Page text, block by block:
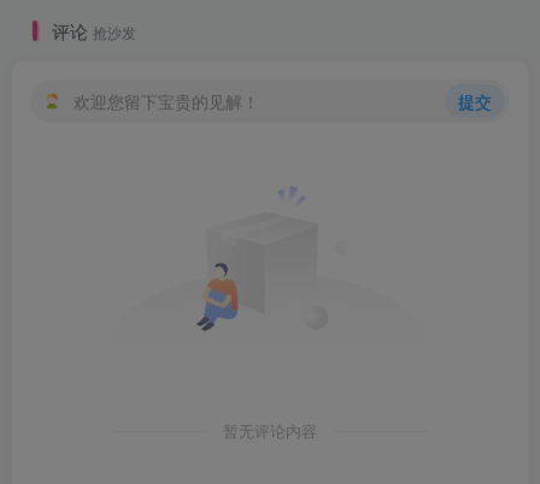
评论 抢沙发
欢迎您留下宝贵的见解！ 提交
暂无评论内容